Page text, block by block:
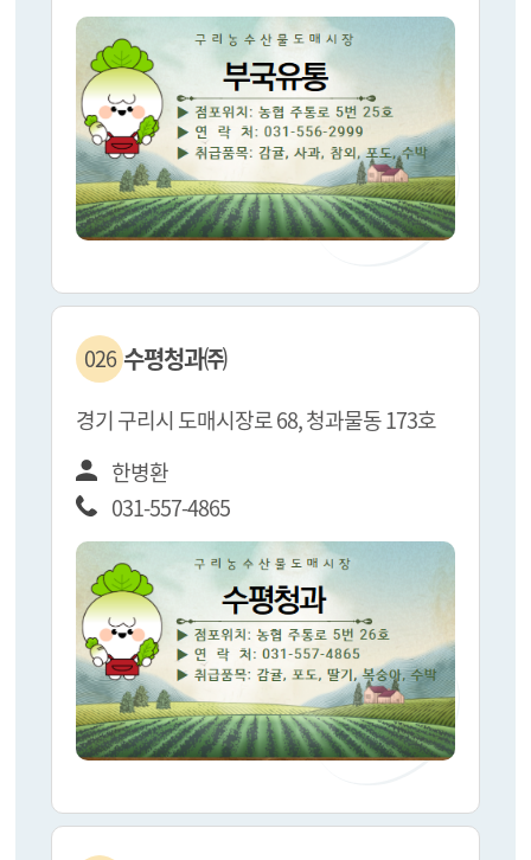
026 수평청과㈜
경기 구리시 도매시장로 68, 청과물동 173호
한병환
031-557-4865